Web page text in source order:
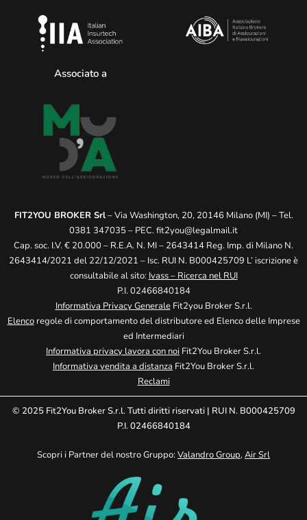
Associato a
FIT2YOU BROKER Srl– Via Washington, 20, 20146 Milano (MI) – Tel.
0381 347035 – PEC. fit2you@legalmail.it
Cap. soc. I.V. € 20.000 – R.E.A. N. MI – 2643414 Reg. Imp. di Milano N.
2643414/2021 del 22/12/2021 – Isc. RUI N. B000425709 L’ iscrizione è
consultabile al sito: Ivass – Ricerca nel RUI
P.I. 02466840184
Informativa Privacy GeneraleFit2you Broker S.r.l.
Elencoregole di comportamento del distributore ed Elenco delle Imprese
ed Intermediari
Informativa privacy lavora con noi Fit2You Broker S.r.l.
Informativa vendita a distanza Fit2You Broker S.r.l.
Reclami
© 2025 Fit2You Broker S.r.l. Tutti diritti riservati | RUI N. B000425709
P.I. 02466840184
Scopri i Partner del nostro Gruppo: Valandro Group,Air Srl